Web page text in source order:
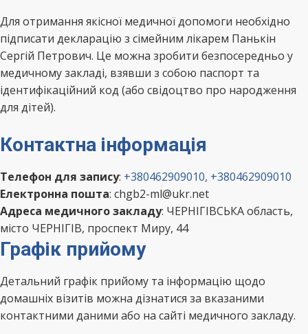
Для отримання якісної медичної допомоги необхідно
підписати декларацію з сімейним лікарем Панькін
Сергій Петрович. Це можна зробити безпосередньо у
медичному закладі, взявши з собою паспорт та
ідентифікаційний код (або свідоцтво про народження
для дітей).
Контактна інформація
Телефон для запису: +380462909010, +380462909010
Електронна пошта: chgb2-ml@ukr.net
Адреса медичного закладу: ЧЕРНІГІВСЬКА область,
місто ЧЕРНІГІВ, проспект Миру, 44
Графік прийому
Детальний графік прийому та інформацію щодо
домашніх візитів можна дізнатися за вказаними
контактними даними або на сайті медичного закладу.